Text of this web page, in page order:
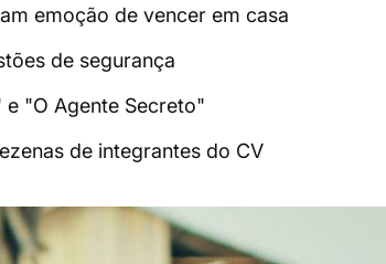
emoção de vencer em casa
de segurança
"O Agente Secreto"
de integrantes do CV